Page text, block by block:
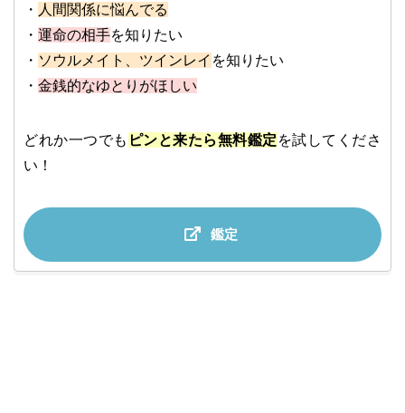
・ 人間関係に悩んでる
・ 運命の相手を知りたい
・ ソウルメイト、ツインレイ を知りたい
・ 金銭的なゆとりがほしい
どれか一つでも ピンと来たら無料鑑定 を試してくださ
い！
鑑定